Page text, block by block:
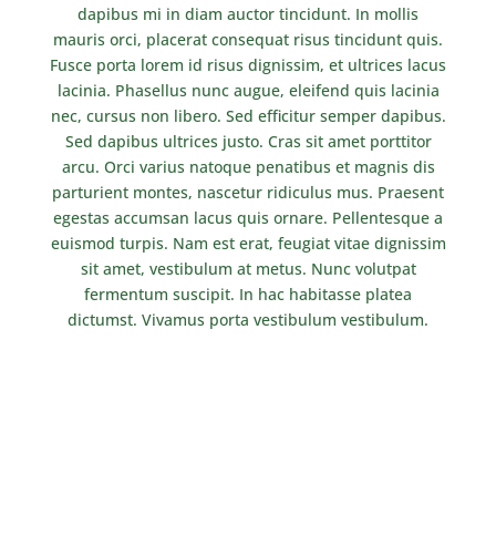
dapibus mi in diam auctor tincidunt. In mollis
mauris orci, placerat consequat risus tincidunt quis.
Fusce porta lorem id risus dignissim, et ultrices lacus
lacinia. Phasellus nunc augue, eleifend quis lacinia
nec, cursus non libero. Sed efficitur semper dapibus.
Sed dapibus ultrices justo. Cras sit amet porttitor
arcu. Orci varius natoque penatibus et magnis dis
parturient montes, nascetur ridiculus mus. Praesent
egestas accumsan lacus quis ornare. Pellentesque a
euismod turpis. Nam est erat, feugiat vitae dignissim
sit amet, vestibulum at metus. Nunc volutpat
fermentum suscipit. In hac habitasse platea
dictumst. Vivamus porta vestibulum vestibulum.